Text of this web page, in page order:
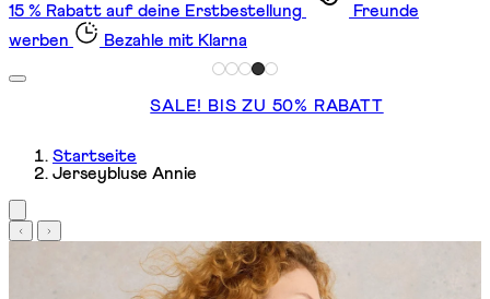
15 % Rabatt auf deine Erstbestellung
Freunde
werben
Bezahle mit Klarna
SALE! BIS ZU 50% RABATT
Startseite
Jerseybluse Annie